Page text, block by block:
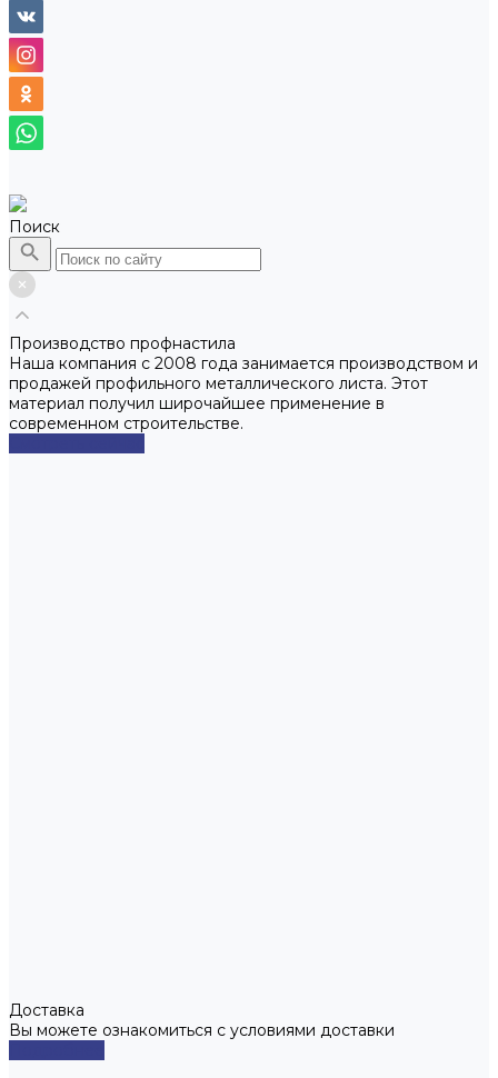
Поиск
Производство профнастила
Наша компания с 2008 года занимается производством и
продажей профильного металлического листа. Этот
материал получил широчайшее применение в
современном строительстве.
Доставка
Вы можете ознакомиться с условиями доставки